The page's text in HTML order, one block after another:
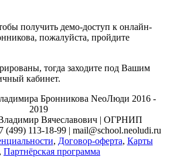
получить демо-доступ к онлайн-
пожалуйста, пройдите
тогда заходите под Вашим
кабинет.
Бронникова NeoЛюди 2016 -
2019
Вячеславович | ОГРНИП
(499) 113-18-99 | mail@school.neoludi.ru
, Договор-оферта, Карты
, Партнёрская программа